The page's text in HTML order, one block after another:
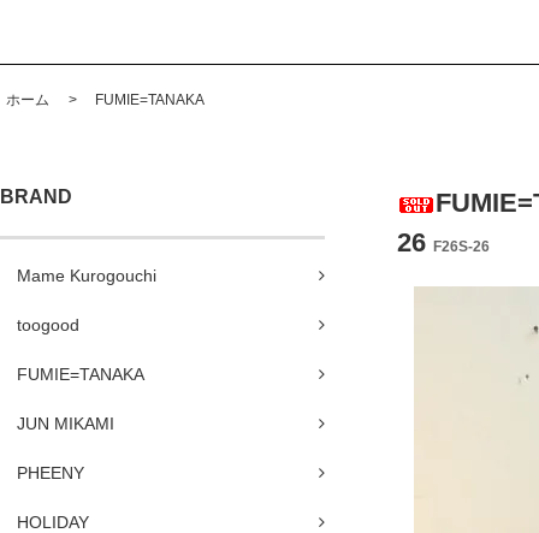
ホーム > FUMIE=TANAKA
BRAND
Mame Kurogouchi
toogood
FUMIE=TANAKA
JUN MIKAMI
PHEENY
HOLIDAY
26 F26S-26